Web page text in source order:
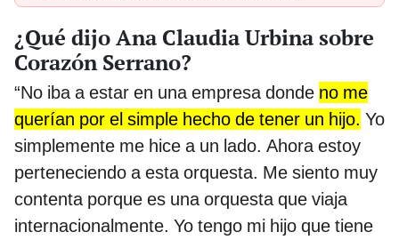
¿Qué dijo Ana Claudia Urbina sobre
Corazón Serrano?
“No iba a estar en una empresa donde no me
querían por el simple hecho de tener un hijo. Yo
simplemente me hice a un lado. Ahora estoy
perteneciendo a esta orquesta. Me siento muy
contenta porque es una orquesta que viaja
internacionalmente. Yo tengo mi hijo que tiene